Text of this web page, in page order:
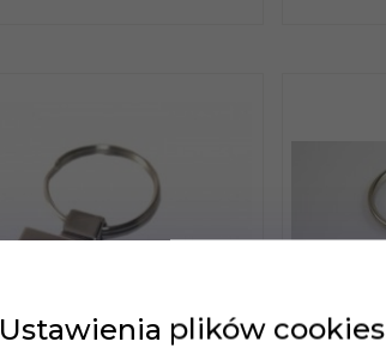
Ustawienia plików cookies